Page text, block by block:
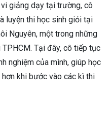
giảng dạy tại trường, cô
luyện thi học sinh giỏi tại
Nguyên, một trong những
Tại đây, cô tiếp tục
nghiệm của mình, giúp học
khi bước vào các kì thi